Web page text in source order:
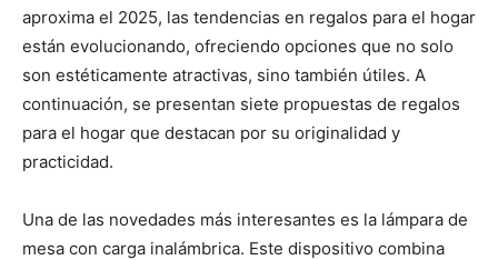
aproxima el 2025, las tendencias en regalos para el hogar
están evolucionando, ofreciendo opciones que no solo
son estéticamente atractivas, sino también útiles. A
continuación, se presentan siete propuestas de regalos
para el hogar que destacan por su originalidad y
practicidad.
Una de las novedades más interesantes es la lámpara de
mesa con carga inalámbrica. Este dispositivo combina